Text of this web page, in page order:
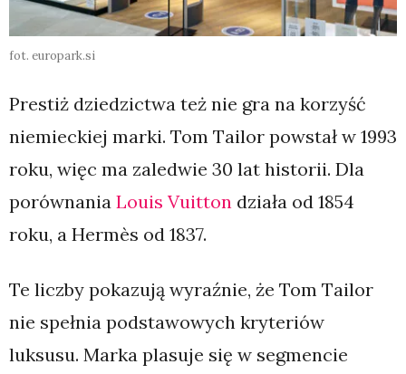
fot. europark.si
Prestiż dziedzictwa też nie gra na korzyść
niemieckiej marki. Tom Tailor powstał w 1993
roku, więc ma zaledwie 30 lat historii. Dla
porównania Louis Vuitton działa od 1854
roku, a Hermès od 1837.
Te liczby pokazują wyraźnie, że Tom Tailor
nie spełnia podstawowych kryteriów
luksusu. Marka plasuje się w segmencie